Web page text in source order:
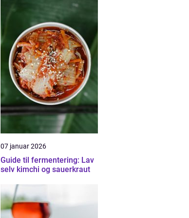
07 januar 2026
Guide til fermentering: Lav
selv kimchi og sauerkraut